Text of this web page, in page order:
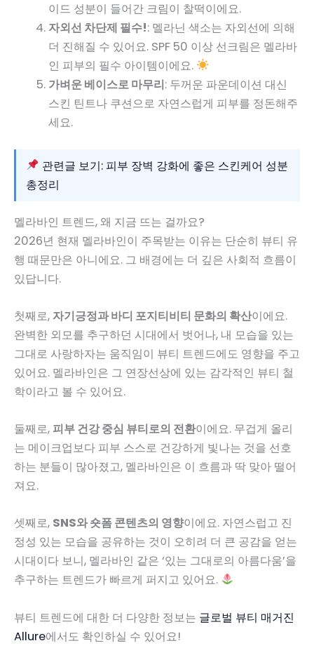
이드 성분이 들어간 크림이 찰떡이에요.
자외선 차단제 필수!: 멜라닌 색소는 자외선에 의해
더 진해질 수 있어요. SPF 50 이상 선크림은 멜라바
인 피부의 필수 아이템이에요.
가벼운 베이스로 마무리: 두꺼운 파운데이션 대신
스킨 틴트나 쿠션으로 자연스럽게 피부를 정돈해주
세요.
관련글 보기: 피부 장벽 강화에 좋은 스킨케어 성분
총정리
멜라바인 트렌드, 왜 지금 뜨는 걸까요?
2026년 현재 멜라바인이 주목받는 이유는 단순히 뷰티 유
행 때문만은 아니에요. 그 배경에는 더 깊은 사회적 흐름이
있답니다.
첫째로, 자기긍정과 바디 포지티비티 문화의 확산이에요.
완벽한 외모를 추구하던 시대에서 벗어나, 내 모습을 있는
그대로 사랑하자는 움직임이 뷰티 트렌드에도 영향을 주고
있어요. 멜라바인은 그 연장선상에 있는 감각적인 뷰티 철
학이라고 볼 수 있어요.
둘째로, 피부 건강 중심 뷰티로의 전환이에요. 무겁게 올리
는 메이크업보다 피부 스스로 건강하게 빛나는 것을 선호
하는 분들이 많아졌고, 멜라바인은 이 흐름과 딱 맞아 떨어
져요.
셋째로, SNS와 숏폼 콘텐츠의 영향이에요. 자연스럽고 진
정성 있는 모습을 공유하는 것이 오히려 더 큰 공감을 얻는
시대이다 보니, 멜라바인 같은 ‘있는 그대로의 아름다움’을
추구하는 트렌드가 빠르게 퍼지고 있어요.
뷰티 트렌드에 대한 더 다양한 정보는 글로벌 뷰티 매거진
Allure에서도 확인하실 수 있어요!